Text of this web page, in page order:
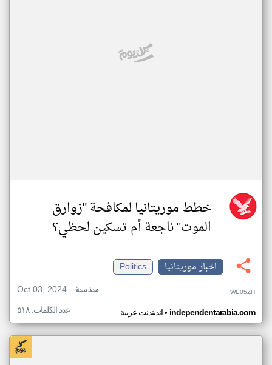
خطط موريتانيا لمكافحة "زوارق
الموت" ناجعة أم تسكين لحظي؟
اخبار موريتانيا
Politics
Oct 03, 2024
منذ سنة WE05ZH
اندبندنت عربية• independentarabia.com عدد الكلمات: ٥١٨